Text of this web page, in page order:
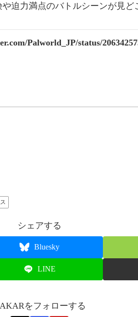
迫力満点のバトルシーンが見ど
Palworld_JP/status/
シェアする
Bluesky
LINE
をフォローする